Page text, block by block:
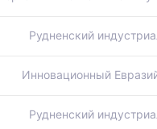
Рудненский
Инновационный
Рудненский